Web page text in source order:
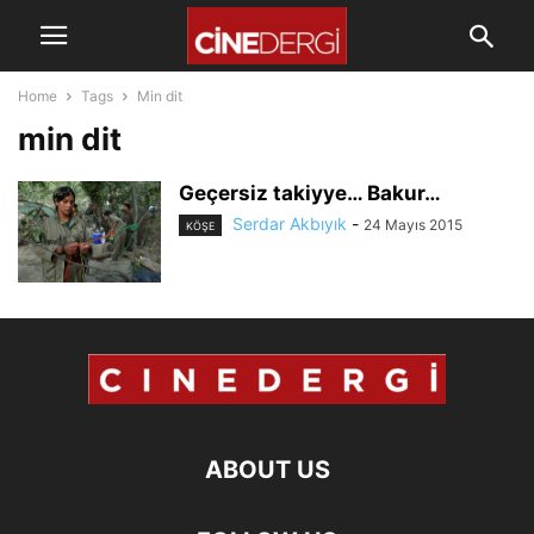
Home Tags Min dit
min dit
Geçersiz takiyye… Bakur…
KÖŞE Serdar Akbıyık - 24 Mayıs 2015
ABOUT US